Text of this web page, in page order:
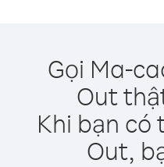
Gọi Ma-
Out
Khi bạn có
Out,